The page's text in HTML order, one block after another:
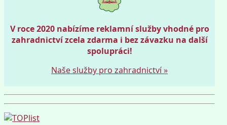
V roce 2020 nabízíme reklamní služby vhodné pro
zahradnictví zcela zdarma i bez závazku na další
spolupráci!
Naše služby pro zahradnictví »